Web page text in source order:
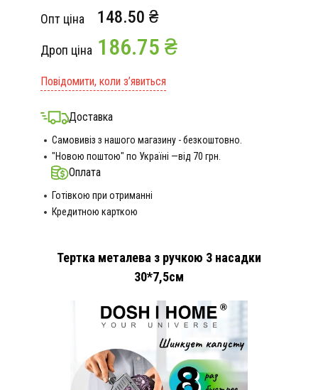
Опт ціна 148.50 ₴
Дроп ціна 186.75 ₴
Повідомити, коли з’явиться
Доставка
Самовивіз з нашого магазину - безкоштовно.
"Новою поштою" по Україні —від 70 грн.
Оплата
Готівкою при отриманні
Кредитною карткою
Тертка металева з ручкою 3 насадки
30*7,5см